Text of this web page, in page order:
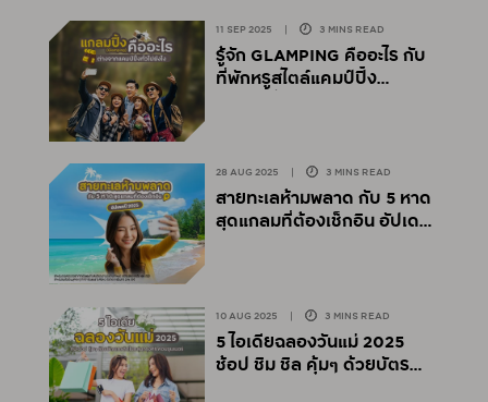
11 SEP 2025 3 MINS READ
รู้จัก GLAMPING คืออะไร กับ
ที่พักหรูสไตล์แคมป์ปิ้ง
28 AUG 2025 3 MINS READ
สายทะเลห้ามพลาด กับ 5 หาด
สุดแกลมที่ต้องเช็กอิน อัปเดต
10 AUG 2025 | 3 MINS READ
5 ไอเดียฉลองวันแม่ 2025
ช้อป ชิม ชิล คุ้มๆ ด้วยบัตร